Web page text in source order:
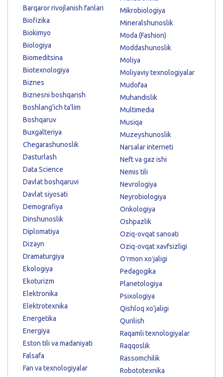
Barqaror rivojlanish fanlari
Biofizika
Biokimyo
Biologiya
Biomeditsina
Biotexnologiya
Biznes
Biznesni boshqarish
Boshlang'ich ta'lim
Boshqaruv
Buxgalteriya
Chegarashunoslik
Dasturlash
Data Science
Davlat boshqaruvi
Davlat siyosati
Demografiya
Dinshunoslik
Diplomatiya
Dizayn
Dramaturgiya
Ekologiya
Ekoturizm
Elektronika
Elektrotexnika
Energetika
Energiya
Eston tili va madaniyati
Falsafa
Fan va texnologiyalar
Mikrobiologiya
Mineralshunoslik
Moda (Fashion)
Moddashunoslik
Moliya
Moliyaviy texnologiyalar
Mudofaa
Muhandislik
Multimedia
Musiqa
Muzeyshunoslik
Narsalar interneti
Neft va gaz ishi
Nemis tili
Nevrologiya
Neyrobiologiya
Onkologiya
Oshpazlik
Oziq-ovqat sanoati
Oziq-ovqat xavfsizligi
Oʻrmon xoʻjaligi
Pedagogika
Planetologiya
Psixologiya
Qishloq xo'jaligi
Qurilish
Raqamli texnologiyalar
Raqqoslik
Rassomchilik
Robototexnika